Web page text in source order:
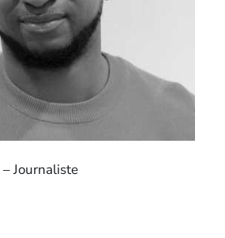
– Journaliste